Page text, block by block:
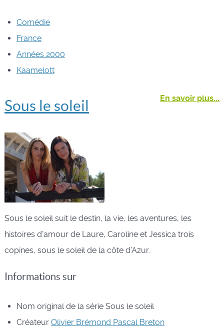
Comédie
France
Années 2000
Kaamelott
En savoir plus...
Sous le soleil
Sous le soleil suit le destin, la vie, les aventures, les
histoires d'amour de Laure, Caroline et Jessica trois
copines, sous le soleil de la côte d’Azur.
Informations sur
Nom original de la série Sous le soleil
Créateur Olivier Brémond Pascal Breton